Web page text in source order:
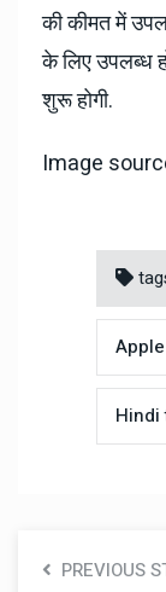
की कीमत में
के लिए उपलब्ध
शुरू होगी.
Image
Apple
Hindi
PREVIOUS